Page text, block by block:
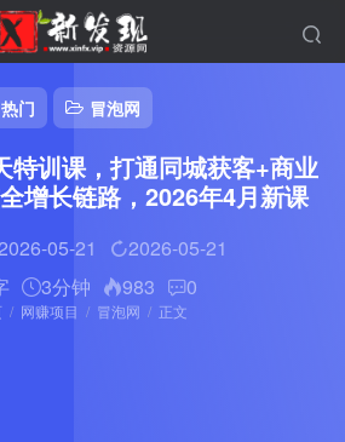
热门 冒泡网
特训课，打通同城获客+商业
增长链路，2026年4月新课
05-21
2026-05-21
3分钟 983 0
网赚项目 冒泡网 正文